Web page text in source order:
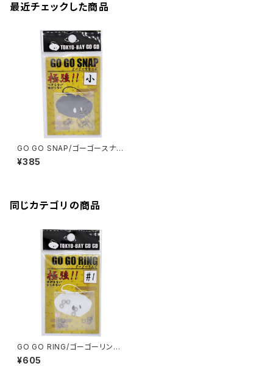
最近チェックした商品
GO GO SNAP/ゴーゴースナッ
プ SNAP−01〜04
¥385
同じカテゴリの商品
GO GO RING/ゴーゴーリン
グ ‎RING-01〜04
¥605